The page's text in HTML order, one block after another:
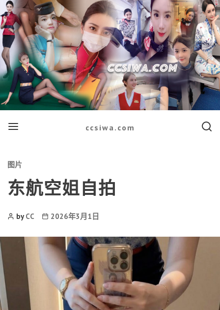
Menu ccsiwa.com Search
Categories
图片
东航空姐自拍
PostbyCC
Post2026年3月1日